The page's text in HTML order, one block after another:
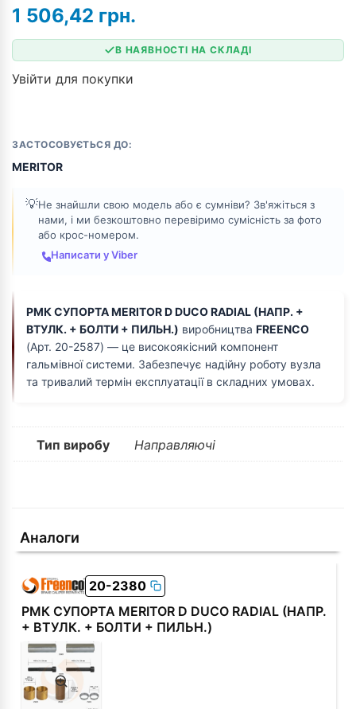
ЗАСТОСОВУЄТЬСЯ ДО:
MERITOR
💡Не знайшли свою модель або є сумніви? Зв'яжіться з
нами, і ми безкоштовно перевіримо сумісність за фото
або крос-номером.
Написати у Viber
1 506,42 грн.
В НАЯВНОСТІ НА СКЛАДІ
Увійти для покупки
РМК СУПОРТА MERITOR D DUCO RADIAL (НАПР. +
ВТУЛК. + БОЛТИ + ПИЛЬН.) виробництва FREENCO
(Арт. 20-2587) — це високоякісний компонент
гальмівної системи. Забезпечує надійну роботу вузла
та тривалий термін експлуатації в складних умовах.
Тип виробу Направляючі
Аналоги
20-2380
РМК СУПОРТА MERITOR D DUCO RADIAL (НАПР.
+ ВТУЛК. + БОЛТИ + ПИЛЬН.)